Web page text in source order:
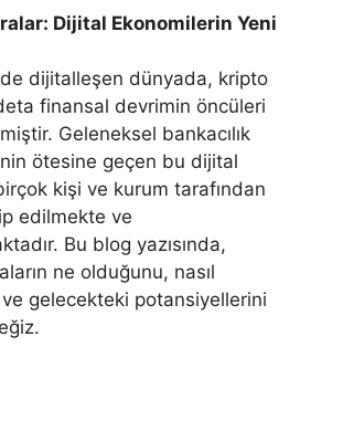
Dijital Ekonomilerin Yeni
dijitalleşen dünyada, kripto
finansal devrimin öncüleri
Geleneksel bankacılık
ötesine geçen bu dijital
kişi ve kurum tarafından
edilmekte ve
Bu blog yazısında,
ne olduğunu, nasıl
ve gelecekteki potansiyellerini